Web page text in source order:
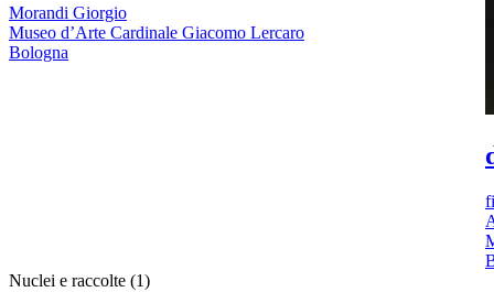
Morandi Giorgio
Museo d’Arte Cardinale Giacomo Lercaro
Bologna
Nuclei e raccolte (1)